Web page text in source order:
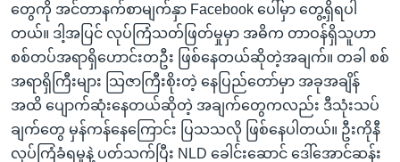
တွေကို အင်တာနက်စာမျက်နှာ Facebook ပေါ်မှာ တွေ့ရှိရပါ
တယ်။ ဒါ့အပြင် လုပ်ကြံသတ်ဖြတ်မှုမှာ အဓိက တာဝန်ရှိသူဟာ
စစ်တပ်အရာရှိဟောင်းတဦး ဖြစ်နေတယ်ဆိုတဲ့အချက်။ တခါ စစ်
အရာရှိကြီးများ သြဇာကြီးစိုးတဲ့ နေပြည်တော်မှာ အခုအချိန်
အထိ ပျောက်ဆုံးနေတယ်ဆိုတဲ့ အချက်တွေကလည်း ဒီသုံးသပ်
ချက်တွေ မှန်ကန်နေကြောင်း ပြသသလို ဖြစ်နေပါတယ်။ ဦးကိုနီ
လုပ်ကြံခံရမှုနဲ့ ပတ်သက်ပြီး NLD ခေါင်းဆောင် ဒေါ်အောင်ဆန်း